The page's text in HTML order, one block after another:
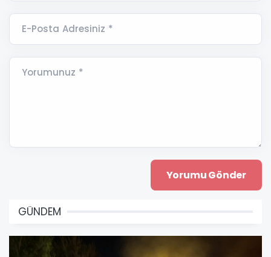
E-Posta Adresiniz *
Yorumunuz *
GÜNDEM